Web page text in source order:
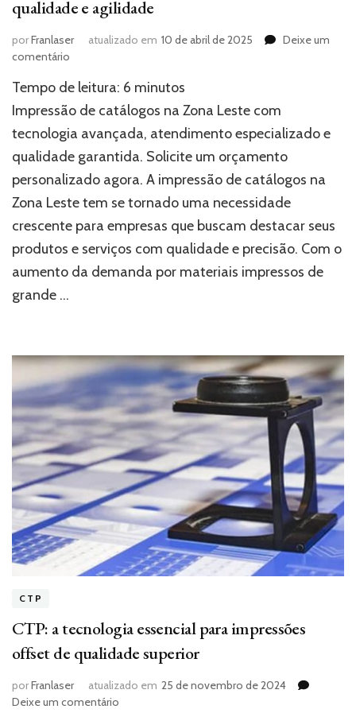
qualidade e agilidade
porFranlaser atualizado em 10 de abril de 2025
Deixe um
comentário
de
catálogos
zona
leste:
soluções
de
qualidade
e
Tempo de leitura: 6 minutos
Impressão de catálogos na Zona Leste com
tecnologia avançada, atendimento especializado e
qualidade garantida. Solicite um orçamento
personalizado agora. A impressão de catálogos na
Zona Leste tem se tornado uma necessidade
crescente para empresas que buscam destacar seus
produtos e serviços com qualidade e precisão. Com o
aumento da demanda por materiais impressos de
grande …
CTP
CTP: a tecnologia essencial para impressões
offset de qualidade superior
porFranlaser atualizado em 25 de novembro de 2024
Deixe um comentário